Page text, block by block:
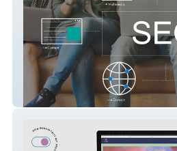
Heilpraktikerin für Psychotherapie